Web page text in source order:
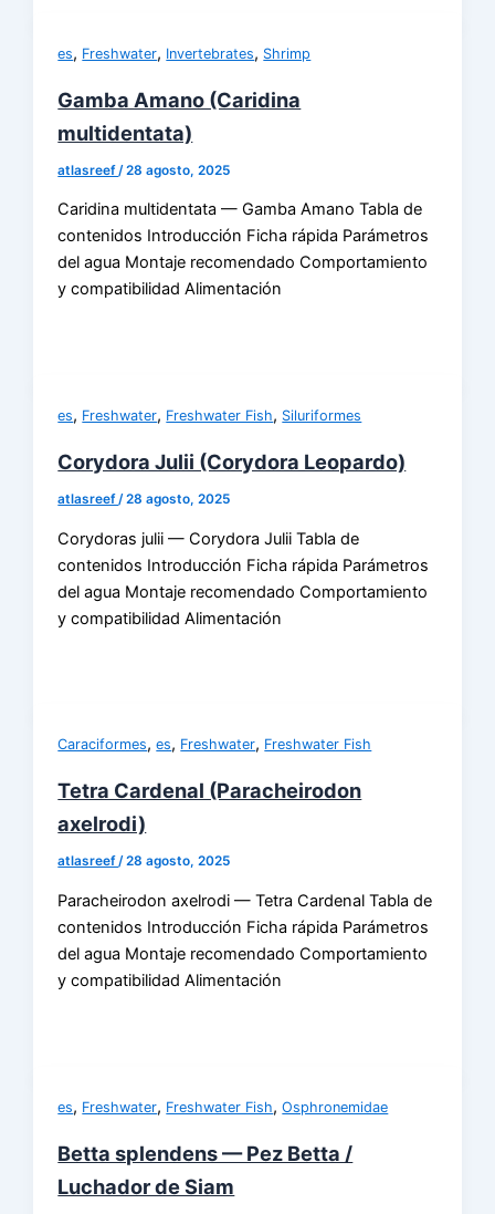
es, Freshwater, Invertebrates, Shrimp
Gamba Amano (Caridina
multidentata)
atlasreef /28 agosto, 2025
Caridina multidentata — Gamba Amano Tabla de
contenidos Introducción Ficha rápida Parámetros
del agua Montaje recomendado Comportamiento
y compatibilidad Alimentación
es, Freshwater, Freshwater Fish, Siluriformes
Corydora Julii (Corydora Leopardo)
atlasreef/28 agosto, 2025
Corydoras julii — Corydora Julii Tabla de
contenidos Introducción Ficha rápida Parámetros
del agua Montaje recomendado Comportamiento
y compatibilidad Alimentación
Caraciformes,es, Freshwater, Freshwater Fish
Tetra Cardenal (Paracheirodon
axelrodi)
atlasreef/28 agosto, 2025
Paracheirodon axelrodi — Tetra Cardenal Tabla de
contenidos Introducción Ficha rápida Parámetros
del agua Montaje recomendado Comportamiento
y compatibilidad Alimentación
es, Freshwater, Freshwater Fish,Osphronemidae
Betta splendens — Pez Betta /
Luchador de Siam